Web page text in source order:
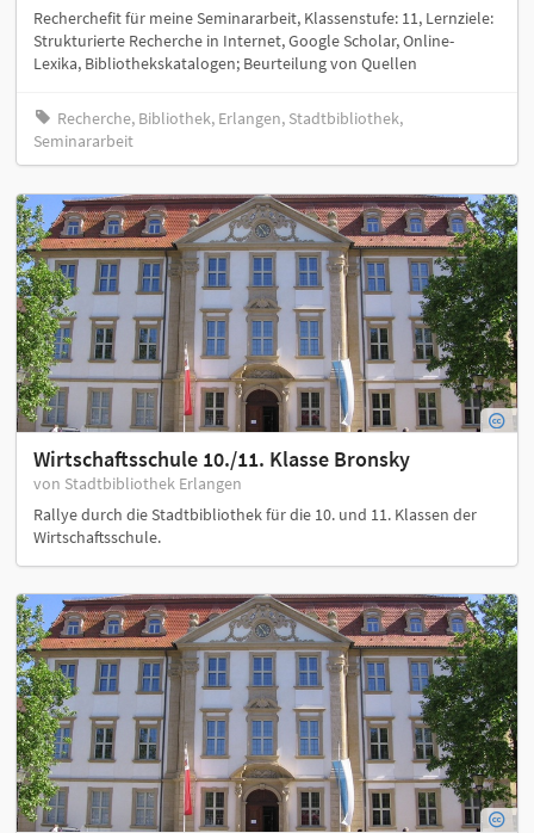
Recherchefit für meine Seminararbeit, Klassenstufe: 11, Lernziele:
Strukturierte Recherche in Internet, Google Scholar, Online-
Lexika, Bibliothekskatalogen; Beurteilung von Quellen
Recherche, Bibliothek, Erlangen, Stadtbibliothek,
Seminararbeit
Wirtschaftsschule 10./11. Klasse Bronsky
von Stadtbibliothek Erlangen
Rallye durch die Stadtbibliothek für die 10. und 11. Klassen der
Wirtschaftsschule.